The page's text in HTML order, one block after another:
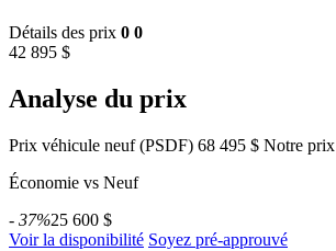
Détails des prix 0 0
42 895 $
Analyse du prix
Prix véhicule neuf (PSDF) 68 495 $ Notre prix
Économie vs Neuf
- 37%25 600 $
Voir la disponibilité Soyez pré-approuvé